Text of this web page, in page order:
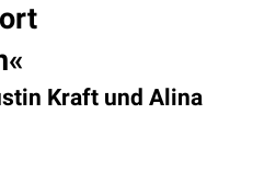
Kraft und Alina